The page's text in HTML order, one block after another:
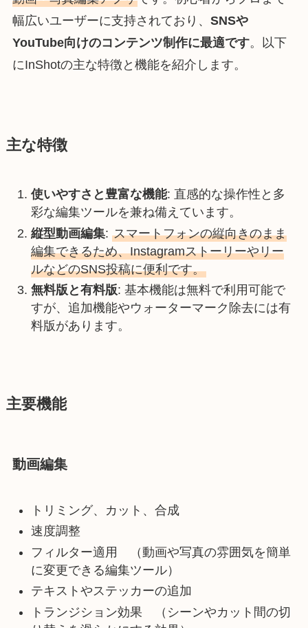
幅広いユーザーに支持されており、 SNSや
YouTube向けのコンテンツ制作に最適です。以下
にInShotの主な特徴と機能を紹介します。
主な特徴
使いやすさと豊富な機能: 直感的な操作性と多
彩な編集ツールを兼ね備えています。
縦型動画編集: スマートフォンの縦向きのまま
編集できるため、Instagramストーリーやリー
ルなどのSNS投稿に便利です。
無料版と有料版: 基本機能は無料で利用可能で
すが、追加機能やウォーターマーク除去には有
料版があります。
主要機能
動画編集
トリミング、カット、合成
速度調整
フィルター適用 （動画や写真の雰囲気を簡単
に変更できる編集ツール）
テキストやステッカーの追加
トランジション効果 （シーンやカット間の切